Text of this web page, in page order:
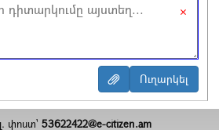
×
փոստ`53622422@e-citizen.am